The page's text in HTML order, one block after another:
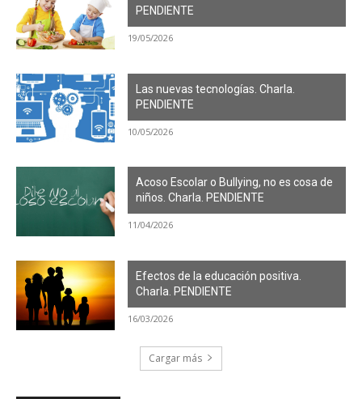
PENDIENTE
19/05/2026
Las nuevas tecnologías. Charla.
PENDIENTE
10/05/2026
Acoso Escolar o Bullying, no es cosa de
niños. Charla. PENDIENTE
11/04/2026
Efectos de la educación positiva.
Charla. PENDIENTE
16/03/2026
Cargar más